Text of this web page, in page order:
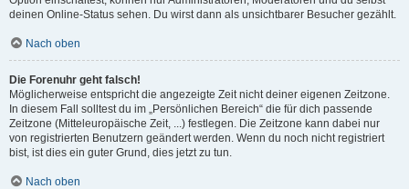
deinen Online-Status sehen. Du wirst dann als unsichtbarer Besucher gezählt.
Nach oben
Die Forenuhr geht falsch!
Möglicherweise entspricht die angezeigte Zeit nicht deiner eigenen Zeitzone.
In diesem Fall solltest du im „Persönlichen Bereich“ die für dich passende
Zeitzone (Mitteleuropäische Zeit, ...) festlegen. Die Zeitzone kann dabei nur
von registrierten Benutzern geändert werden. Wenn du noch nicht registriert
bist, ist dies ein guter Grund, dies jetzt zu tun.
Nach oben